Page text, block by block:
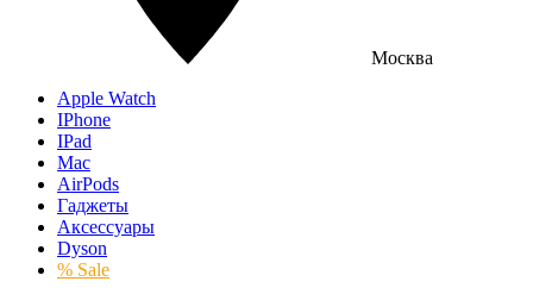
Москва
Apple Watch
IPhone
IPad
Mac
AirPods
Гаджеты
Аксессуары
Dyson
% Sale